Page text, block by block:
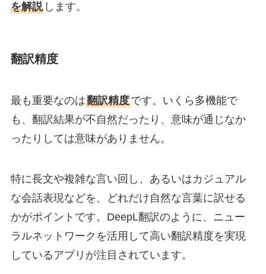
を解説します。
翻訳精度
最も重要なのは翻訳精度です。いくら多機能で
も、翻訳結果が不自然だったり、意味が通じなか
ったりしては意味がありません。
特に長文や複雑な言い回し、あるいはカジュアル
な会話表現などを、どれだけ自然な言葉に訳せる
かがポイントです。DeepL翻訳のように、ニュー
ラルネットワークを活用して高い翻訳精度を実現
しているアプリが注目されています。